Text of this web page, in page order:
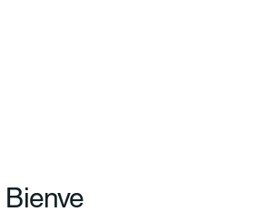
Bienve